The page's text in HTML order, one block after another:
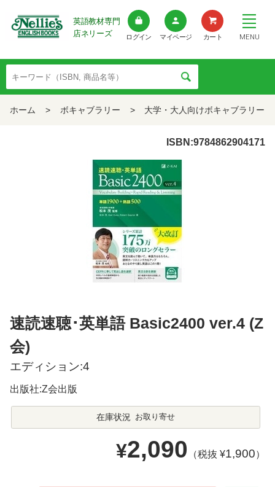
英語教材専門
店ネリーズ
ログイン マイページ カート MENU
ホーム > ボキャブラリー > 大学・大人向けボキャブラリー
ISBN:9784862904171
速読速聴･英単語 Basic2400 ver.4 (Z
会)
エディション:4
出版社:Z会出版
在庫状況 お取り寄せ
¥2,090 （税抜 ¥1,900）